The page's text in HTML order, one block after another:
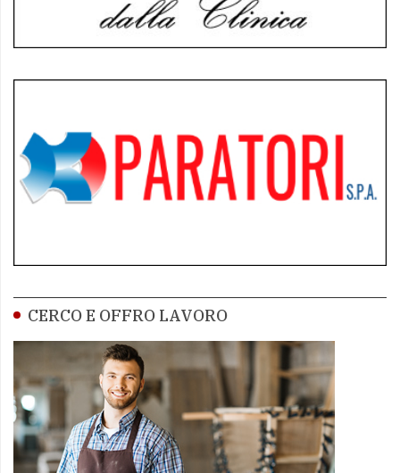
CERCO E OFFRO LAVORO